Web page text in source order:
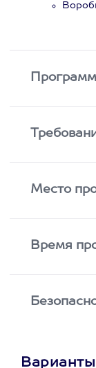
Место
Время